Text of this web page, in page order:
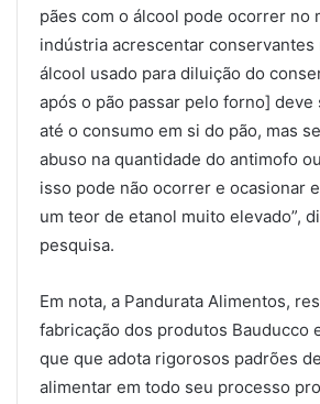
pães com o álcool pode ocorrer no
indústria acrescentar conservantes
álcool usado para diluição do
após o pão passar pelo forno] deve
até o consumo em si do pão, mas
abuso na quantidade do antimofo
isso pode não ocorrer e ocasionar
um teor de etanol muito elevado”,
pesquisa.
Em nota, a Pandurata Alimentos,
fabricação dos produtos Bauducco
que que adota rigorosos padrões
alimentar em todo seu processo